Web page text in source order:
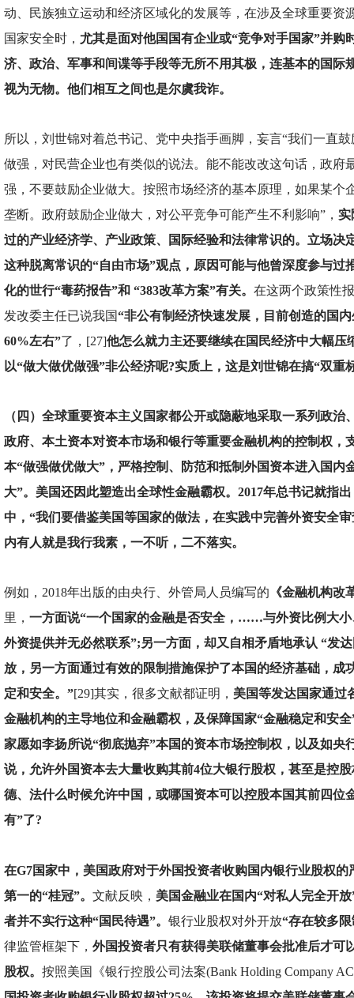
动、民族独立运动和经济区域化的发展等，在涉及全球重要资
国家安全时， 尤其是面对他国国有企业或“竞争对手国家”并购
济、政治、军事和间谍等手段等无所不用其极，连基本的国际
视为无物。他们相互之间也是尔虞我诈。
所以，刘世锦对着总书记、党中央指手画脚，妄言“我们一直
做强，对民营企业也有类似的说法。能不能改改这句话，政府
强，不要鼓励企业做大。按照市场经济的基本原理，如果某个
垄断。政府鼓励企业做大，对公平竞争可能产生不利影响”， 实
过的产业经济学、产业政策、国际经验和法律常识的。立场决
这种脱离常识的“自由市场”观点，原因可能与他曾深度参与过
化的世行“毒药报告”和 “383改革方案”有关。 在这两个政策性
发改委主任已说我国“非公有制经济快速发展，目前创造的国
60%左右”了，[27]他怎么就力主还要继续在国民经济中大幅压
以“做大做优做强”非公经济呢?实质上，这是刘世锦在搞“双重
（四）全球重要资本主义国家都公开或隐蔽地采取一系列政治
政府、本土资本对资本市场和银行等重要金融机构的控制权，
本“做强做优做大”，严格控制、防范和抵制外国资本进入国内
大”。美国还因此塑造出全球性金融霸权。2017年总书记就指
中，“我们要借鉴美国等国家的做法，在实践中完善外资安全
内有人就是我行我素，一不听，二不落实。
例如，2018年出版的由央行、外管局人员编写的 《金融机构改
里， 一方面说“一个国家的金融是否安全，……与外资比例大小
外资提供并无必然联系”;另一方面，却又自相矛盾地承认 “发
放，另一方面通过有效的限制措施保护了本国的经济基础，成
定和安全。”[29]其实，很多文献都证明， 美国等发达国家通过
金融机构的主导地位和金融霸权，及保障国家“金融稳定和安
家愿如李扬所说“彻底抛弃”本国的资本市场控制权，以及如央
说，允许外国资本去大量收购其前4位大银行股权，甚至是控
德、法什么时候允许中国，或哪国资本可以控股本国其前四位
有”了?
在G7国家中，美国政府对于外国投资者收购国内银行业股权的
第一的“桂冠”。 文献反映， 美国金融业在国内“对私人完全开
者并不实行这种“国民待遇”。 银行业股权对外开放“存在较多
律监管框架下， 外国投资者只有获得美联储董事会批准后才可
股权。 按照美国《银行控股公司法案(Bank Holding Company